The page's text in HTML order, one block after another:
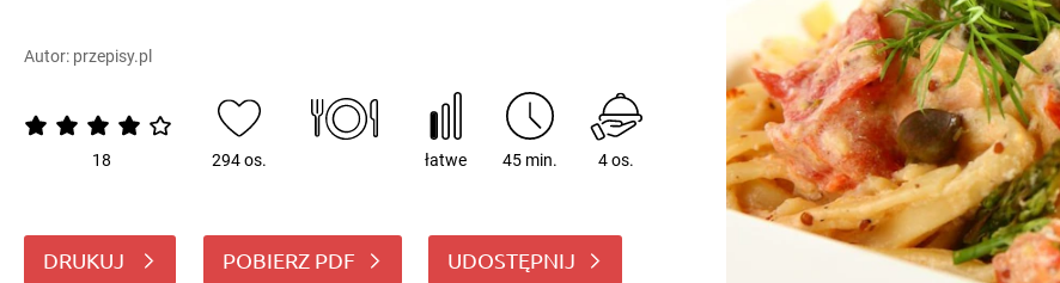
Autor: przepisy.pl
18 294 os. łatwe 45 min. 4 os.
DRUKUJ POBIERZ PDF UDOSTĘPNIJ